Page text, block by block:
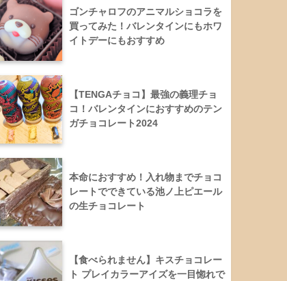
ゴンチャロフのアニマルショコラを
買ってみた！バレンタインにもホワ
イトデーにもおすすめ
【TENGAチョコ】最強の義理チョ
コ！バレンタインにおすすめのテン
ガチョコレート2024
本命におすすめ！入れ物までチョコ
レートでできている池ノ上ピエール
の生チョコレート
【食べられません】キスチョコレー
ト プレイカラーアイズを一目惚れで